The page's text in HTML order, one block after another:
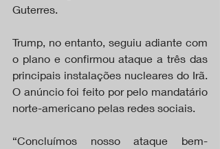
Guterres.
Trump, no entanto, seguiu adiante com
o plano e confirmou ataque a três das
principais instalações nucleares do Irã.
O anúncio foi feito por pelo mandatário
norte-americano pelas redes sociais.
“Concluímos nosso ataque bem-